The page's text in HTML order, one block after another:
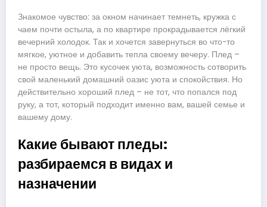
Знакомое чувство: за окном начинает темнеть, кружка с
чаем почти остыла, а по квартире прокрадывается лёгкий
вечерний холодок. Так и хочется завернуться во что-то
мягкое, уютное и добавить тепла своему вечеру. Плед –
не просто вещь. Это кусочек уюта, возможность сотворить
свой маленький домашний оазис уюта и спокойствия. Но
действительно хороший плед – не тот, что попался под
руку, а тот, который подходит именно вам, вашей семье и
вашему дому.
Какие бывают пледы:
разбираемся в видах и
назначении